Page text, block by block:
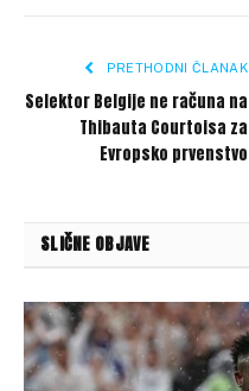
PRETHODNI ČLANAK
Selektor Belgije ne računa na
Thibauta Courtoisa za
Evropsko prvenstvo
SLIČNE OBJAVE